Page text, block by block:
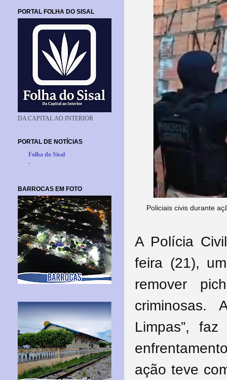
Policiais civis durante
A Polícia
feira (21),
remover
criminosas.
Limpas”,
ação teve
PORTAL FOLHA DO SISAL
DA CAPITAL AO INTERIOR
PORTAL DE NOTÍCIAS
Folha do Sisal
-
BARROCAS EM FOTO